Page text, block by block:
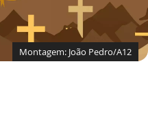
Montagem: João Pedro/A12